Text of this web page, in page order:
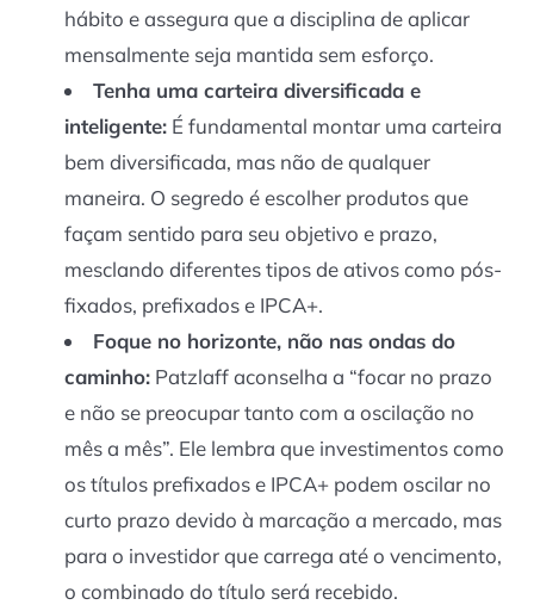
hábito e assegura que a disciplina de aplicar
mensalmente seja mantida sem esforço.
Tenha uma carteira diversificada e
inteligente: É fundamental montar uma carteira
bem diversificada, mas não de qualquer
maneira. O segredo é escolher produtos que
façam sentido para seu objetivo e prazo,
mesclando diferentes tipos de ativos como pós-
fixados, prefixados e IPCA+.
Foque no horizonte, não nas ondas do
caminho: Patzlaff aconselha a “focar no prazo
e não se preocupar tanto com a oscilação no
mês a mês”. Ele lembra que investimentos como
os títulos prefixados e IPCA+ podem oscilar no
curto prazo devido à marcação a mercado, mas
para o investidor que carrega até o vencimento,
o combinado do título será recebido.